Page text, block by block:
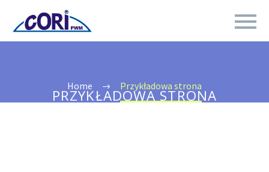
PRZYKŁADOWA STRONA
Home Przykładowa strona